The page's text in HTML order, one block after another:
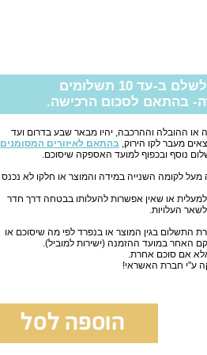
עד 10 תשלומים
בהתאם לסכום הרכישה.
ההובלה וההרכבה, יהיו מבאר שבע בדרום ועד
מעבר לקו הירוק, בהתאם לאיזורים המסומנים
נוסף ובכפוף למועד האספקה שיסוכם.
50 ש"ח לכל קומה מעל לקומה השנייה במידה והמוצר או חלקו לא נכנס
למעלית או שאין אפשרות להעלותו בבטחה דרך חדר
העלויות.
התשלום בגין המוצר או בנפרד לפי מה שיסוכם או
האחר במועד ההזמנה (ישירות למוביל).
אם סוכם אחרת.
ע"י חברת האשראי!